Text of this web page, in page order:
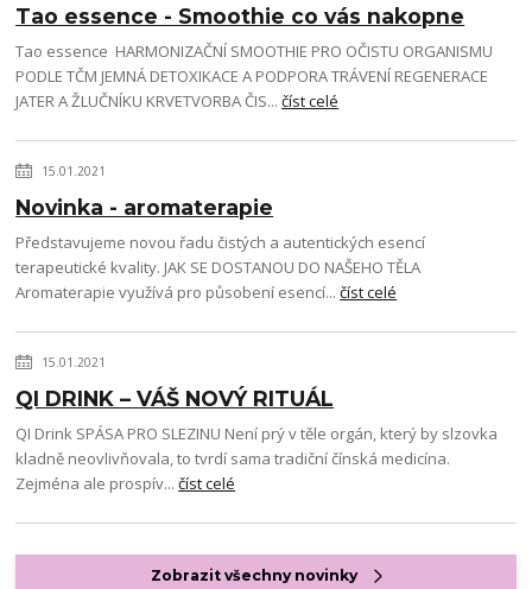
Tao essence - Smoothie co vás nakopne
Tao essence HARMONIZAČNÍ SMOOTHIE PRO OČISTU ORGANISMU
PODLE TČM JEMNÁ DETOXIKACE A PODPORA TRÁVENÍ REGENERACE
JATER A ŽLUČNÍKU KRVETVORBA ČIS...číst celé
15.01.2021
Novinka - aromaterapie
Představujeme novou řadu čistých a autentických esencí
terapeutické kvality. JAK SE DOSTANOU DO NAŠEHO TĚLA
Aromaterapie využívá pro působení esencí...číst celé
15.01.2021
QI DRINK – VÁŠ NOVÝ RITUÁL
QI Drink SPÁSA PRO SLEZINU Není prý v těle orgán, který by slzovka
kladně neovlivňovala, to tvrdí sama tradiční čínská medicína.
Zejména ale prospív...číst celé
Zobrazit všechny novinky